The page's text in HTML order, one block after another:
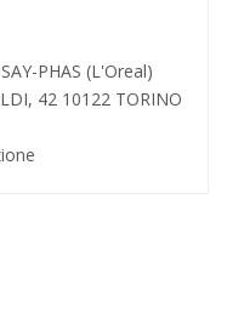
PHAS (L'Oreal)
42 10122 TORINO